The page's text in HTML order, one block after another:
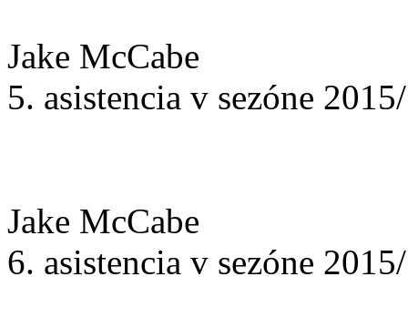
Jake McCabe
5. asistencia v sezóne
Jake McCabe
6. asistencia v sezóne